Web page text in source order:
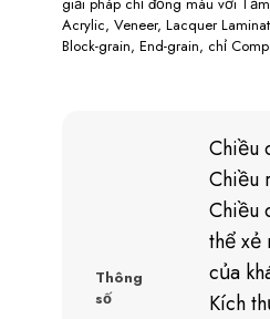
Acrylic, Veneer, Lacquer
Block-grain, End-grain, chỉ
Thông
số
Chiều
Chiều
Chiều
thể xẻ
của
Kích